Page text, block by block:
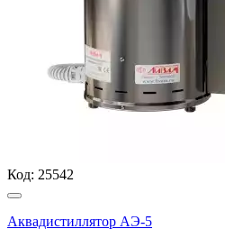
Код: 25542
Аквадистиллятор АЭ-5